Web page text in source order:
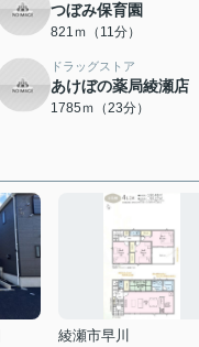
つぼみ保育園
821ｍ（11分）
ドラッグストア
あけぼの薬局綾瀬店
1785ｍ（23分）
綾瀬市早川